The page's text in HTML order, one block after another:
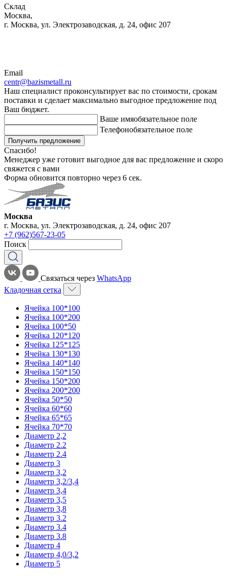
Склад
Москва,
г. Москва, ул. Электрозаводская, д. 24, офис 207
Email
centr@bazismetall.ru
Наш специалист проконсультирует вас по стоимости, срокам
поставки и сделает максимально выгодное предложение под
Ваш бюджет.
Ваше имяобязательное поле
Телефонобязательное поле
Получить предложение
Спасибо!
Менеджер уже готовит выгодное для вас предложение и скоро
свяжется с вами
Форма обновится повторно через 6 сек.
Москва
г. Москва, ул. Электрозаводская, д. 24, офис 207
+7 (962)567-23-05
Поиск
Связаться через WhatsApp
Кладочная сетка
Ячейка 100*100
Ячейка 100*200
Ячейка 100*50
Ячейка 120*120
Ячейка 125*125
Ячейка 130*130
Ячейка 140*140
Ячейка 150*150
Ячейка 150*200
Ячейка 200*200
Ячейка 50*50
Ячейка 60*60
Ячейка 65*65
Ячейка 70*70
Диаметр 2,2
Диаметр 2.2
Диаметр 2.4
Диаметр 3
Диаметр 3,2
Диаметр 3,2/3,4
Диаметр 3,4
Диаметр 3,5
Диаметр 3,8
Диаметр 3.2
Диаметр 3.4
Диаметр 3.8
Диаметр 4
Диаметр 4,0/3,2
Диаметр 5